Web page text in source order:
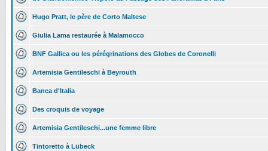
Hugo Pratt, le père de Corto Maltese
Giulia Lama restaurée à Malamocco
BNF Gallica ou les pérégrinations des Globes de Coronelli
Artemisia Gentileschi à Beyrouth
Banca d'Italia
Des croquis de voyage
Artemisia Gentileschi...une femme libre
Tintoretto à Lübeck